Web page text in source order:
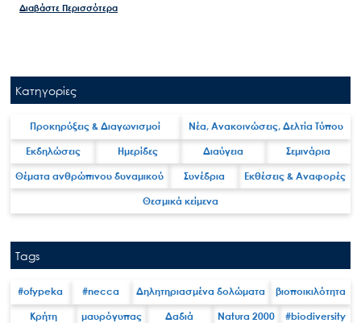
Search
for:
Ο.ΦΥ.ΠΕ.Κ.Α.
Νέα – Δημοσιότητα
Άξονες δράσης
Επικοινωνία
Διαβάστε Περισσότερα
Κατηγορίες
Προκηρύξεις & Διαγωνισμοί Νέα, Ανακοινώσεις, Δελτία Τύπου
Εκδηλώσεις Ημερίδες Διαύγεια Σεμινάρια
Θέματα ανθρώπινου δυναμικού Συνέδρια Εκθέσεις & Αναφορές
Θεσμικά κείμενα
Tags
#ofypeka #necca Δηλητηριασμένα δολώματα βιοποικιλότητα
Κρήτη μαυρόγυπας Δαδιά Natura 2000 #biodiversity